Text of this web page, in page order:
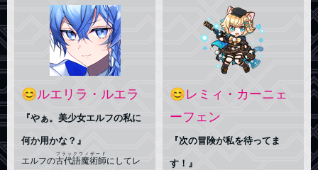
イ生活。 霊能力者としての才
に恵まれ、√を移動しなくても仕
事が出来る。 ▲稀に元職場を
覗き見しつつ、自由な生活満喫
中。けれども在職中に培ったコ
爪の長さから推定された年齢は
約20歳。白い羽毛を持つ。身
長はだいたい3.5メートルほ
ど。 テリジナ・アルクトメタ
ターサ属は本個体を除き絶滅し
ているものと推定される。
😊ルエリラ・ルエラ
『やぁ。美少女エルフの私に
何か用かな？』
エルフの古代語魔術師
ブラックウィザード
にしてレ
😊レミィ・カーニェ
ーフェン
『次の冒険が私を待ってま
す！』